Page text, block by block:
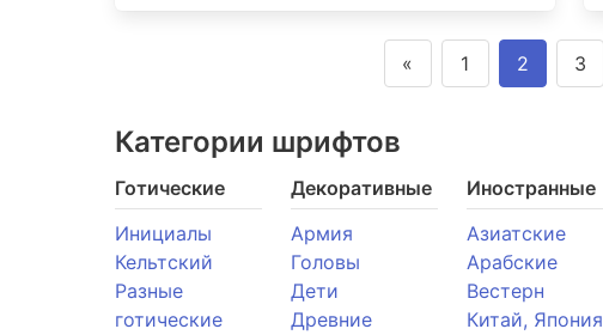
« 1 2 3
Категории шрифтов
Готические
Инициалы
Кельтский
Разные
готические
Декоративные
Армия
Головы
Дети
Древние
Иностранные
Азиатские
Арабские
Вестерн
Китай, Япония